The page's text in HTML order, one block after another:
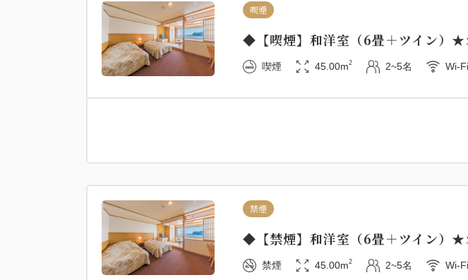
喫煙
◆【喫煙】和洋室（6畳＋ツイン）★
喫煙 45.00m2 2~5名 Wi-
禁煙
◆【禁煙】和洋室（6畳＋ツイン）★
禁煙 45.00m2 2~5名 Wi-